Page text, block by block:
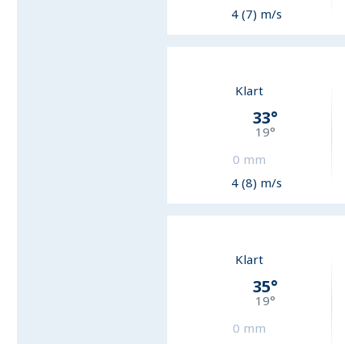
4 (7) m/s
Klart
33°
19°
0 mm
4 (8) m/s
Klart
35°
19°
0 mm